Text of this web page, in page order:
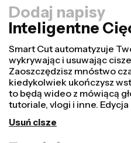
Dodaj napisy
Inteligentne
Zmniejszacz
Przekształcaj filmy
bardziej profesjonalnie
Canvas! Wystarczy kilka
dostosować go do
innej platformie, czy to dla
Twitter, Linkedin, czy